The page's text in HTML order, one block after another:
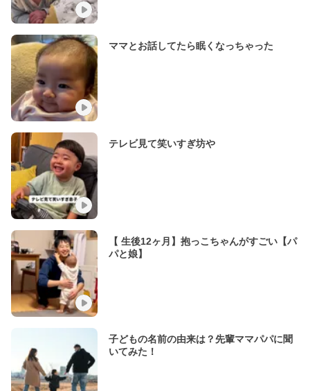
ママとお話してたら眠くなっちゃった
テレビ見て笑いすぎ坊や
【 生後12ヶ月】抱っこちゃんがすごい【パ
パと娘】
子どもの名前の由来は？先輩ママパパに聞
いてみた！